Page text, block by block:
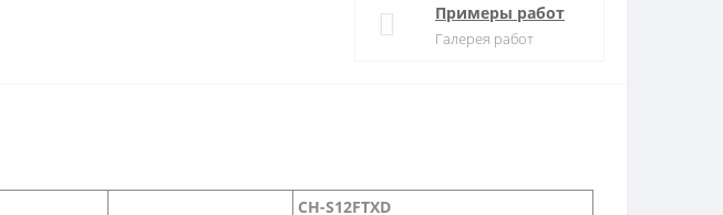
Примеры работ
Галерея работ
CH-S12FTXD